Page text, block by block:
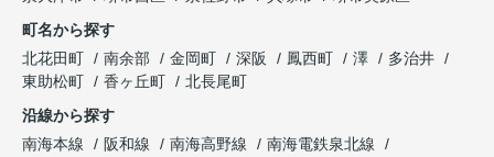
町名から探す
北花田町
南余部 金岡町 深阪 鳳西町 澤
多治井
東助松町
香ヶ丘町
北長尾町
沿線から探す
南海本線
阪和線 南海高野線
南海電鉄泉北線